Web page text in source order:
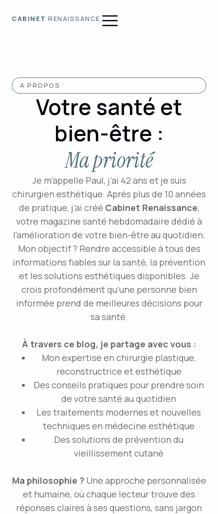
CABINET RENAISSANCE
A PROPOS
Votre santé et
bien-être :
Ma priorité
Je m’appelle Paul, j’ai 42 ans et je suis
chirurgien esthétique. Après plus de 10 années
de pratique, j’ai créé Cabinet Renaissance,
votre magazine santé hebdomadaire dédié à
l’amélioration de votre bien-être au quotidien.
Mon objectif ? Rendre accessible à tous des
informations fiables sur la santé, la prévention
et les solutions esthétiques disponibles. Je
crois profondément qu’une personne bien
informée prend de meilleures décisions pour
sa santé.
À travers ce blog, je partage avec vous :
Mon expertise en chirurgie plastique,
reconstructrice et esthétique
Des conseils pratiques pour prendre soin
de votre santé au quotidien
Les traitements modernes et nouvelles
techniques en médecine esthétique
Des solutions de prévention du
vieillissement cutané
Ma philosophie ?Une approche personnalisée
et humaine, où chaque lecteur trouve des
réponses claires à ses questions, sans jargon